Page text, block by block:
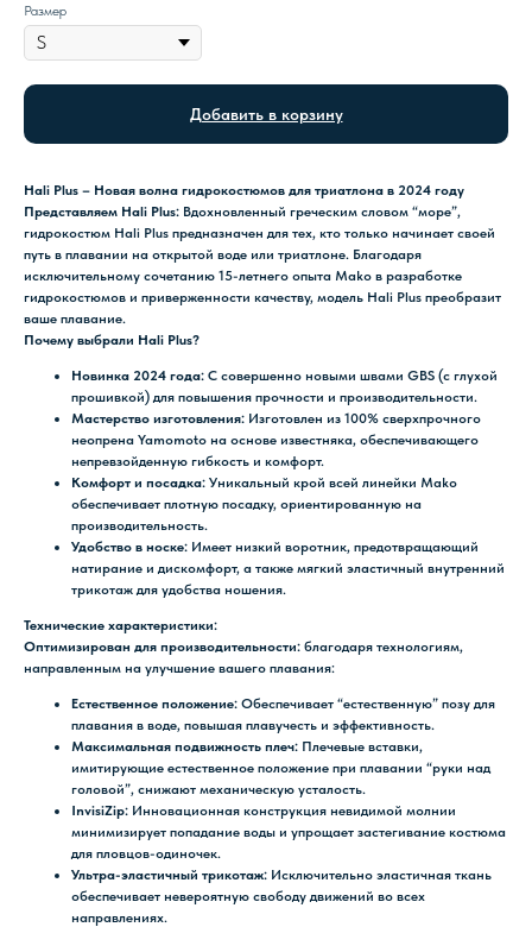
Размер
Добавить в корзину
Hali Plus – Новая волна гидрокостюмов для триатлона в 2024 году
Представляем Hali Plus: Вдохновленный греческим словом “море”,
гидрокостюм Hali Plus предназначен для тех, кто только начинает своей
путь в плавании на открытой воде или триатлоне. Благодаря
исключительному сочетанию 15-летнего опыта Mako в разработке
гидрокостюмов и приверженности качеству, модель Hali Plus преобразит
ваше плавание.
Почему выбрали Hali Plus?
Новинка 2024 года: С совершенно новыми швами GBS (с глухой
прошивкой) для повышения прочности и производительности.
Мастерство изготовления: Изготовлен из 100% сверхпрочного
неопрена Yamomoto на основе известняка, обеспечивающего
непревзойденную гибкость и комфорт.
Комфорт и посадка: Уникальный крой всей линейки Mako
обеспечивает плотную посадку, ориентированную на
производительность.
Удобство в носке: Имеет низкий воротник, предотвращающий
натирание и дискомфорт, а также мягкий эластичный внутренний
трикотаж для удобства ношения.
Технические характеристики:
Оптимизирован для производительности: благодаря технологиям,
направленным на улучшение вашего плавания:
Естественное положение: Обеспечивает “естественную” позу для
плавания в воде, повышая плавучесть и эффективность.
Максимальная подвижность плеч: Плечевые вставки,
имитирующие естественное положение при плавании “руки над
головой”, снижают механическую усталость.
InvisiZip: Инновационная конструкция невидимой молнии
минимизирует попадание воды и упрощает застегивание костюма
для пловцов-одиночек.
Ультра-эластичный трикотаж: Исключительно эластичная ткань
обеспечивает невероятную свободу движений во всех
направлениях.